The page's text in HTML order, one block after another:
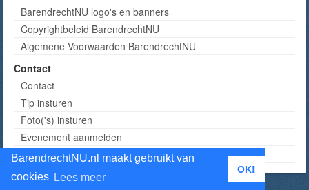
BarendrechtNU.nl maakt gebruikt van
cookies Lees meer
OK!
BarendrechtNU logo's en banners
Copyrightbeleid BarendrechtNU
Algemene Voorwaarden BarendrechtNU
Contact
Contact
Tip insturen
Foto('s) insturen
Evenement aanmelden
Informatie aanvragen adverteren